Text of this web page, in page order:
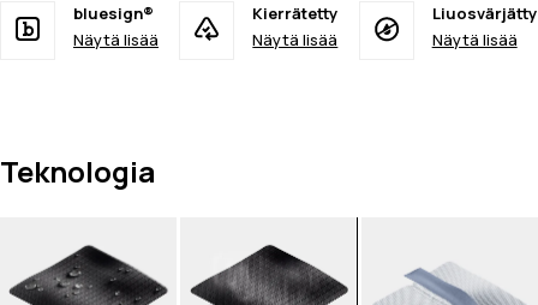
bluesign®
Näytä lisää
Kierrätetty
Näytä lisää
Liuosvärjätty
Näytä lisää
Teknologia